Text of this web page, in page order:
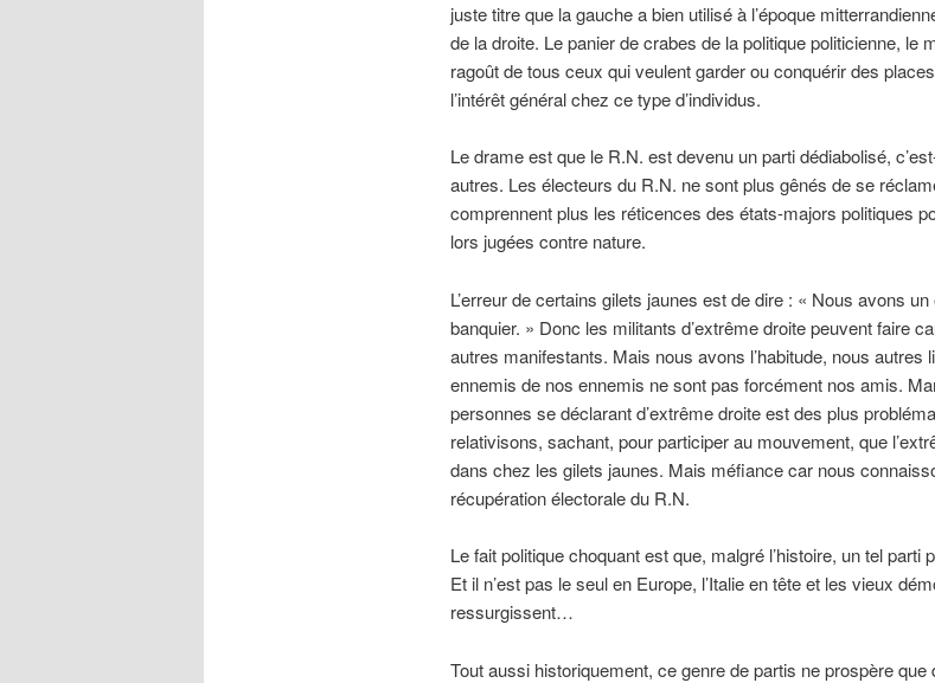
juste titre que la gauche a bien utilisé à l’époque
de la droite. Le panier de crabes de la politique politicienne, le
ragoût de tous ceux qui veulent garder ou conquérir des
l’intérêt général chez ce type d’individus.
Le drame est que le R.N. est devenu un parti dédiabolisé,
autres. Les électeurs du R.N. ne sont plus gênés de se
comprennent plus les réticences des états-majors politiques
lors jugées contre nature.
L’erreur de certains gilets jaunes est de dire : « Nous avons
banquier. » Donc les militants d’extrême droite peuvent faire
autres manifestants. Mais nous avons l’habitude, nous autres
ennemis de nos ennemis ne sont pas forcément nos amis.
personnes se déclarant d’extrême droite est des plus
relativisons, sachant, pour participer au mouvement, que
dans chez les gilets jaunes. Mais méfiance car nous
récupération électorale du R.N.
Le fait politique choquant est que, malgré l’histoire, un tel parti
Et il n’est pas le seul en Europe, l’Italie en tête et les vieux
ressurgissent…
Tout aussi historiquement, ce genre de partis ne prospère